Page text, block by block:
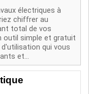
électriques à
chiffrer au
total de vos
outil simple et gratuit
qui vous
et...